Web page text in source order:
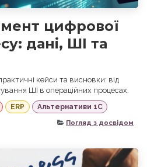
цифрової
дані, ШІ та
кейси та висновки: від
ШІ в операційних процесах.
ERP
Альтернативи 1С
Погляд з досвідом